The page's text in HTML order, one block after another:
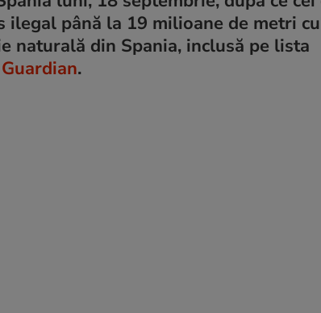
până la 19 milioane de metri
naturală din Spania, inclusă pe lista
.